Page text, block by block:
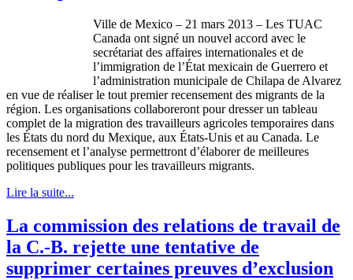
Ville de Mexico – 21 mars 2013 – Les TUAC
Canada ont signé un nouvel accord avec le
secrétariat des affaires internationales et de
l’immigration de l’État mexicain de Guerrero et
l’administration municipale de Chilapa de Alvarez
en vue de réaliserle tout premierrecensement des migrants de la
région. Les organisations collaboreront pour dresser un tableau
complet de la migration des travailleurs agricoles temporaires dans
les États du nord du Mexique, aux États-Unis et au Canada. Le
recensement et l’analyse permettront d’élaborerde meilleures
politiques publiques pour les travailleurs migrants.
Lire la suite...
La commission des relations de travail de
la C.-B. rejette une tentative de
supprimer certaines preuves d’exclusion